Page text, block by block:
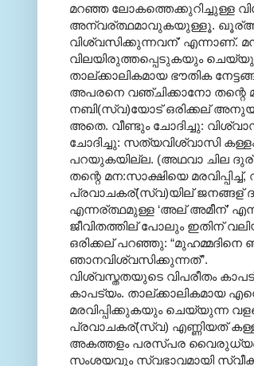
മറഞ്ഞ ലോകത്തെക്കുറിച്ചുള്ള
അന്വര്ത്ഥമാവുകയുള്ളൂ. ഖൂര്ആന്
വിശ്വസിക്കുന്നവന്' എന്നാണ്.
വിലയിരുത്തപ്പെടുകയും
താല്ക്കാലികമായ ഭൗതിക
അപരനെ വഞ്ചിക്കാനോ തന്റെ
നബി(സ്വ)യോട് ഒരിക്കല്
അതെ. വീണ്ടും ചോദിച്ചു:
ചോദിച്ചു: സത്യവിശ്വാസി
പറയുകയില്ല. (അഥവാ ചില
തന്റെ മന:സാക്ഷിയെ
പ്രവാചകര്(സ്വ)യില് ജനങ്ങള്
എന്നര്ത്ഥമുള്ള ‘അല് അമീന്’
ജീവിതത്തില് പോലും ഇതിന്
ഒരിക്കല് പറഞ്ഞു:
ഞാനവിശ്വസിക്കുന്നത്”.
വിശ്വസ്തതയുടെ വിപരീതം
കാപട്യം. താല്ക്കാലികമായ
മരവിപ്പിക്കുകയും ചെയ്യുന്ന
പ്രവാചകര്(സ്വ) എണ്ണിയത്
അകത്തളം പരസ്പര
സംശയവും സ്വഭാവമായി